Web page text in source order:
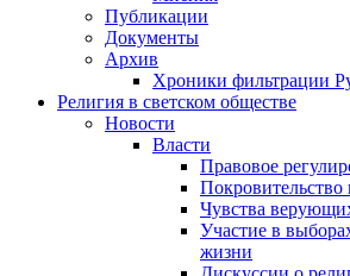
Публикации
Документы
Архив
Хроники фильтрации
Религия в светском обществе
Новости
Власти
Правовое
Покровительство
Чувства
Участие в
жизни